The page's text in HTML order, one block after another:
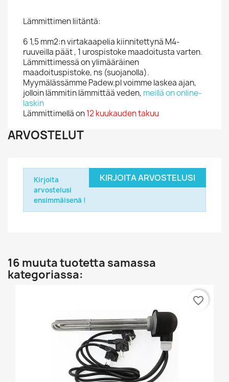
Lämmittimen liitäntä:
6 1,5 mm2:n virtakaapelia kiinnitettynä M4-
ruuveilla päät , 1 urospistoke maadoitusta varten.
Lämmittimessä on ylimääräinen
maadoituspistoke, ns (suojanolla).
Myymälässämme Padew.pl voimme laskea ajan,
jolloin lämmitin lämmittää veden, meillä on online-
laskin
Lämmittimellä on12 kuukauden takuu
ARVOSTELUT
KIRJOITA ARVOSTELUSI
Kirjoita
arvostelusi
ensimmäisenä !
16 muuta tuotetta samassa
kategoriassa:
favorite_border